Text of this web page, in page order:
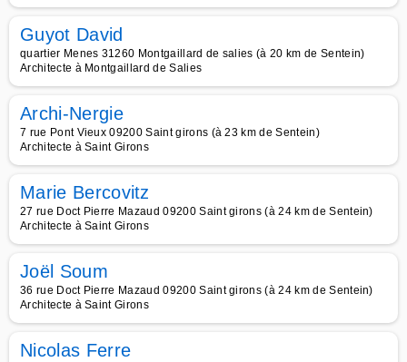
Guyot David
quartier Menes 31260 Montgaillard de salies (à 20 km de Sentein)
Architecte à Montgaillard de Salies
Archi-Nergie
7 rue Pont Vieux 09200 Saint girons (à 23 km de Sentein)
Architecte à Saint Girons
Marie Bercovitz
27 rue Doct Pierre Mazaud 09200 Saint girons (à 24 km de Sentein)
Architecte à Saint Girons
Joël Soum
36 rue Doct Pierre Mazaud 09200 Saint girons (à 24 km de Sentein)
Architecte à Saint Girons
Nicolas Ferre